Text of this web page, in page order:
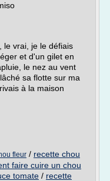
le vrai, je le défiais
et d'un gilet en
le nez au vent
sa flotte sur ma
à la maison
fleur / recette chou
faire cuire un chou
tomate / recette